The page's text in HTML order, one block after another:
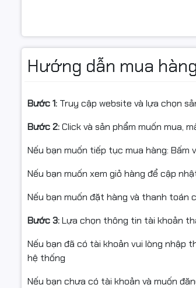
Loại mực:Laser đen trắng
Dung lượng in:Khoảng 12.000 trang độ
Tình trạng:Mới 100%
Hiệu suất: Ổn định, phù hợp in số lượng
Tình trạng:Còn hàng
Đặc điểm nổi bật:
• Loại mực: Laser
• Màu mực: Đen (Black)
• Dùng hộp mực Star Ink giúp tiết kiệm
• Ship COD toàn quốc, giao hàng và
Hướng dẫn mua
Bước 1: Truy cập website và lựa chọn
Bước 2:Click và sản phẩm muốn mua,
Nếu bạn muốn tiếp tục mua hàng:
Nếu bạn muốn xem giỏ hàng để cập
Nếu bạn muốn đặt hàng và thanh toán
Bước 3:Lựa chọn thông tin tài khoản
Nếu bạn đã có tài khoản vui lòng nhập
hệ thống
Nếu bạn chưa có tài khoản và muốn